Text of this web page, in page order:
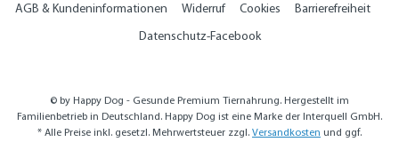
AGB & Kundeninformationen
Widerruf Cookies
Barrierefreiheit
Datenschutz-Facebook
© by Happy Dog - Gesunde Premium Tiernahrung. Hergestellt im
Familienbetrieb in Deutschland. Happy Dog ist eine Marke der Interquell GmbH.
* Alle Preise inkl. gesetzl. Mehrwertsteuer zzgl. Versandkosten und ggf.